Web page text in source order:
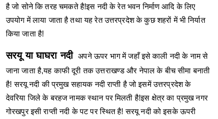
है जो सोने कि तरह चमकते है!इस नदी के रेत भवन निर्माण आदि के लिए
उपयोग में लाया जाता है तथा यह रेत उत्तरप्रदेश के कुछ शहरों में भी निर्यात
किया जाता है!
सरयू या घाघरा नदी अपने ऊपर भाग में जहाँ इसे काली नदी के नाम से
जाना जाता है,यह काफी दूरी तक उत्तराखण्ड और नेपाल के बीच सीमा बनाती
है! सरयू नदी की प्रमुख सहायक नदी राप्ती है जो इसमें उत्तरप्रदेश के
देवरिया जिले के बरहज नामक स्थान पर मिलती है!इस क्षेत्र का प्रमुख नगर
गोरखपुर इसी राप्ती नदी के पट पर स्थित है! सरयू नदी को इसके ऊपरी